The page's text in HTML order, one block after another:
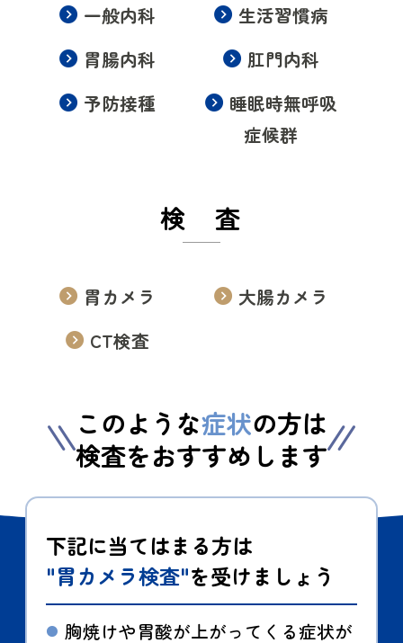
一般内科
生活習慣病
胃腸内科
肛門内科
予防接種
睡眠時無呼吸
症候群
検 査
胃カメラ
大腸カメラ
CT検査
このような症状の方は
検査をおすすめします
下記に当てはまる方は
"胃カメラ検査"を受けましょう
胸焼けや胃酸が上がってくる症状が